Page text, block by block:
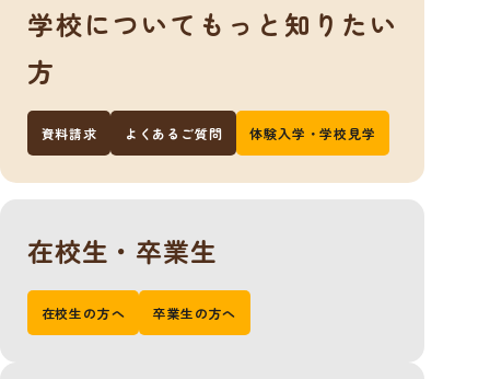
学校についてもっと知りたい
方
資料請求 よくあるご質問 体験入学・学校見学
在校生・卒業生
在校生の方へ 卒業生の方へ